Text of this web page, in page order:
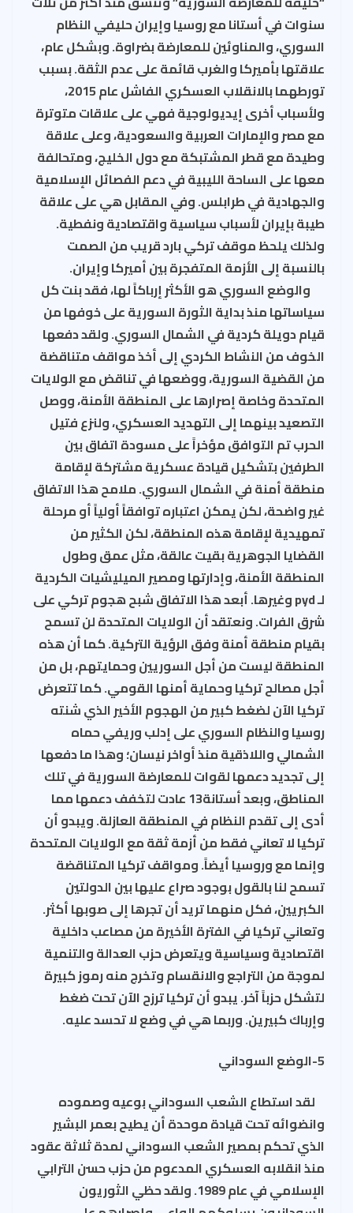
سنوات في أستانا مع روسيا وإيران حليفي النظام
السوري، والمناوئين للمعارضة بضراوة. وبشكل عام،
علاقتها بأميركا والغرب قائمة على عدم الثقة. بسبب
تورطهما بالانقلاب العسكري الفاشل عام 2015،
ولأسباب أخرى إيديولوجية فهي على علاقات متوترة
مع مصر والإمارات العربية والسعودية، وعلى علاقة
وطيدة مع قطر المشتبكة مع دول الخليج، ومتحالفة
معها على الساحة الليبية في دعم الفصائل الإسلامية
والجهادية في طرابلس. وفي المقابل هي على علاقة
طيبة بإيران لأسباب سياسية واقتصادية ونفطية.
ولذلك يلحظ موقف تركي بارد قريب من الصمت
بالنسبة إلى الأزمة المتفجرة بين أميركا وإيران.
والوضع السوري هو الأكثر إرباكاً لها، فقد بنت كل
سياساتها منذ بداية الثورة السورية على خوفها من
قيام دويلة كردية في الشمال السوري. ولقد دفعها
الخوف من النشاط الكردي إلى أخذ مواقف متناقضة
من القضية السورية، ووضعها في تناقض مع الولايات
المتحدة وخاصة إصرارها على المنطقة الأمنة، ووصل
التصعيد بينهما إلى التهديد العسكري، ولنزع فتيل
الحرب تم التوافق مؤخراً على مسودة اتفاق بين
الطرفين بتشكيل قيادة عسكرية مشتركة لإقامة
منطقة أمنة في الشمال السوري. ملامح هذا الاتفاق
غير واضحة، لكن يمكن اعتباره توافقاً أولياً أو مرحلة
تمهيدية لإقامة هذه المنطقة، لكن الكثير من
القضايا الجوهرية بقيت عالقة، مثل عمق وطول
المنطقة الأمنة، وإدارتها ومصير الميليشيات الكردية
لـ pyd وغيرها. أبعد هذا الاتفاق شبح هجوم تركي على
شرق الفرات. ونعتقد أن الولايات المتحدة لن تسمح
بقيام منطقة أمنة وفق الرؤية التركية. كما أن هذه
المنطقة ليست من أجل السوريين وحمايتهم، بل من
أجل مصالح تركيا وحماية أمنها القومي. كما تتعرض
تركيا الآن لضغط كبير من الهجوم الأخير الذي شنته
روسيا والنظام السوري على إدلب وريفي حماه
الشمالي واللاذقية منذ أواخر نيسان؛ وهذا ما دفعها
إلى تجديد دعمها لقوات للمعارضة السورية في تلك
المناطق، وبعد أستانة13 عادت لتخفف دعمها مما
أدى إلى تقدم النظام في المنطقة العازلة. ويبدو أن
تركيا لا تعاني فقط من أزمة ثقة مع الولايات المتحدة
وإنما مع وروسيا أيضاً. ومواقف تركيا المتناقضة
تسمح لنا بالقول بوجود صراع عليها بين الدولتين
الكبريين، فكل منهما تريد أن تجرها إلى صوبها أكثر.
وتعاني تركيا في الفترة الأخيرة من مصاعب داخلية
اقتصادية وسياسية ويتعرض حزب العدالة والتنمية
لموجة من التراجع والانقسام وتخرج منه رموز كبيرة
لتشكل حزباً آخر. يبدو أن تركيا ترزح الآن تحت ضغط
وإرباك كبيرين. وربما هي في وضع لا تحسد عليه.
5-الوضع السوداني
لقد استطاع الشعب السوداني بوعيه وصموده
وانضوائه تحت قيادة موحدة أن يطيح بعمر البشير
الذي تحكم بمصير الشعب السوداني لمدة ثلاثة عقود
منذ انقلابه العسكري المدعوم من حزب حسن الترابي
الإسلامي في عام 1989. ولقد حظي الثوريون